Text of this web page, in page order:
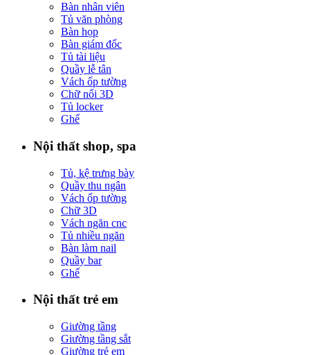
Bàn nhân viên
Tủ văn phòng
Bàn họp
Bàn giám đốc
Tủ tài liệu
Quầy lễ tân
Vách ốp tường
Chữ nổi 3D
Tủ locker
Ghế
Nội thất shop, spa
Tủ, kệ trưng bày
Quầy thu ngân
Vách ốp tường
Chữ 3D
Vách ngăn cnc
Tủ nhiều ngăn
Bàn làm nail
Quầy bar
Ghế
Nội thất trẻ em
Giường tầng
Giường tầng sắt
Giường trẻ em